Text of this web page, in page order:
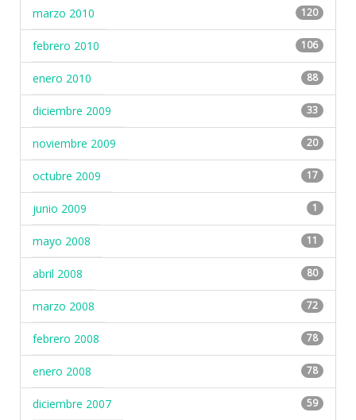
marzo 2010 120
febrero 2010 106
enero 2010 88
diciembre 2009 33
noviembre 2009 20
octubre 2009 17
junio 2009 1
mayo 2008 11
abril 2008 80
marzo 2008 72
febrero 2008 78
enero 2008 78
diciembre 2007 59